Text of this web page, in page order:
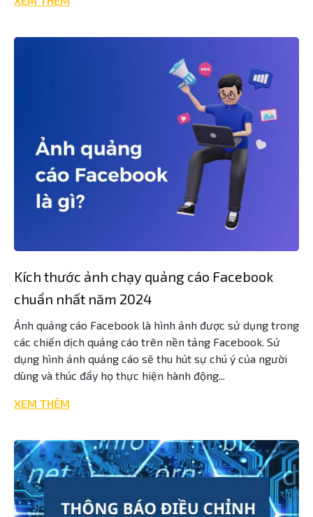
Kích thước ảnh chạy quảng cáo Facebook
chuẩn nhất năm 2024
Ảnh quảng cáo Facebook là hình ảnh được sử dụng trong
các chiến dịch quảng cáo trên nền tảng Facebook. Sử
dụng hình ảnh quảng cáo sẽ thu hút sự chú ý của người
dùng và thúc đẩy họ thực hiện hành động...
XEM THÊM